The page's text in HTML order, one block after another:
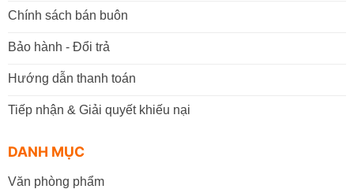
Chính sách bán buôn
Bảo hành - Đổi trả
Hướng dẫn thanh toán
Tiếp nhận & Giải quyết khiếu nại
DANH MỤC
Văn phòng phẩm